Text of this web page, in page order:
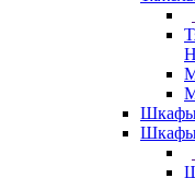
Шкафы
Шкафы